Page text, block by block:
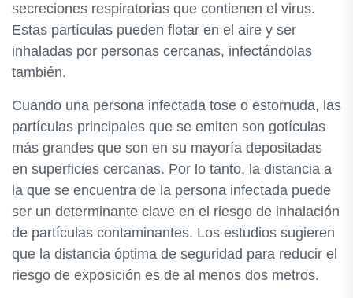
secreciones respiratorias que contienen el virus.
Estas partículas pueden flotar en el aire y ser
inhaladas por personas cercanas, infectándolas
también.
Cuando una persona infectada tose o estornuda, las
partículas principales que se emiten son gotículas
más grandes que son en su mayoría depositadas
en superficies cercanas. Por lo tanto, la distancia a
la que se encuentra de la persona infectada puede
ser un determinante clave en el riesgo de inhalación
de partículas contaminantes. Los estudios sugieren
que la distancia óptima de seguridad para reducir el
riesgo de exposición es de al menos dos metros.